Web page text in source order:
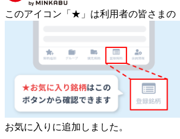
このアイコン 「★」 は利用者の皆さまの
お気に入りに追加しました。